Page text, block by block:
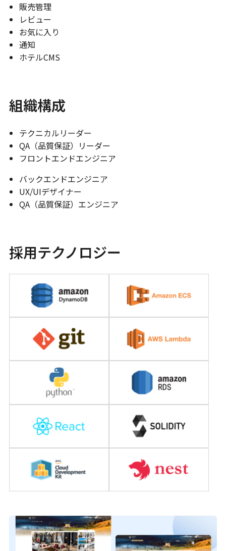
販売管理
レビュー
お気に入り
通知
ホテルCMS
組織構成
テクニカルリーダー
QA（品質保証）リーダー
フロントエンドエンジニア
バックエンドエンジニア
UX/UIデザイナー
QA（品質保証）エンジニア
採用テクノロジー